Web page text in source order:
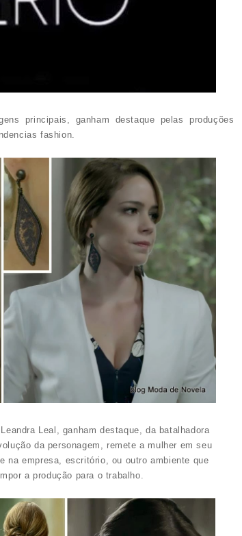
principais, ganham destaque pelas produções
fashion.
Leal, ganham destaque, da batalhadora
da personagem, remete a mulher em seu
na empresa, escritório, ou outro ambiente que
a produção para o trabalho.